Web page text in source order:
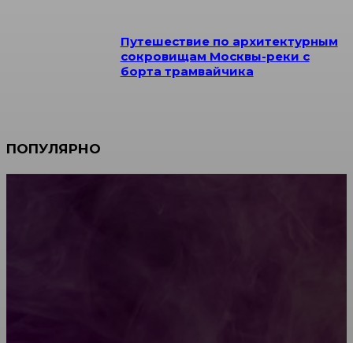
Путешествие по архитектурным
сокровищам Москвы-реки с
борта трамвайчика
ПОПУЛЯРНО